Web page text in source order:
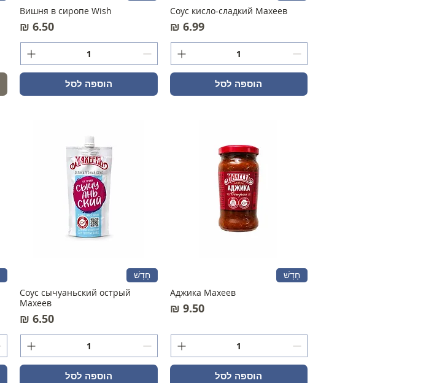
Соус кисло-сладкий Махеев
מחיר‏6.99 ‏₪
הוספה לסל
Вишня в сиропе Wish
מחיר
הוספה לסל
חָדָשׁ
Аджика Махеев
מחיר‏9.50 ‏₪
הוספה לסל
חָדָשׁ
Cоус сычуаньский острый
Махеев
מחיר
הוספה לסל